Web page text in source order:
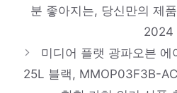
BND-
놀라운 당신을 위한 최
추천 제품
분 좋아지는, 당신만의 제
2024
미디어 플랫 광파오븐 에
25L 블랙, MMOP03F3B-